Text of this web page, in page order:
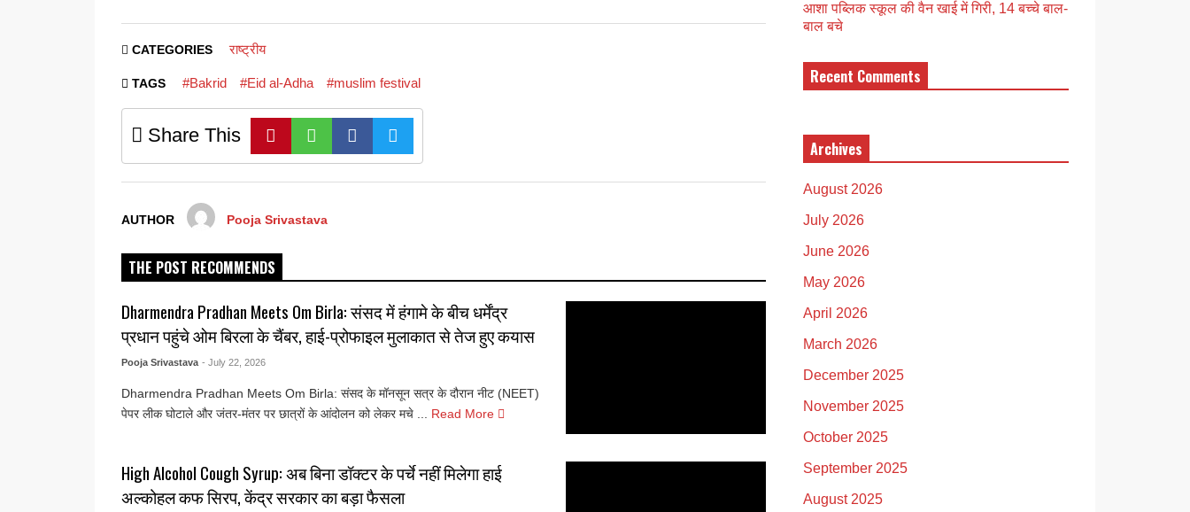
CATEGORIES राष्ट्रीय
TAGS #Bakrid #Eid al-Adha #muslim festival
Share This
AUTHOR Pooja Srivastava
THE POST RECOMMENDS
Dharmendra Pradhan Meets Om Birla: संसद में हंगामे के बीच धर्मेंद्र
प्रधान पहुंचे ओम बिरला के चैंबर, हाई-प्रोफाइल मुलाकात से तेज हुए कयास
Pooja Srivastava - July 22, 2026
Dharmendra Pradhan Meets Om Birla: संसद के मॉनसून सत्र के दौरान नीट (NEET)
पेपर लीक घोटाले और जंतर-मंतर पर छात्रों के आंदोलन को लेकर मचे ...
Read More
High Alcohol Cough Syrup: अब बिना डॉक्टर के पर्चे नहीं मिलेगा हाई
अल्कोहल कफ सिरप, केंद्र सरकार का बड़ा फैसला
आशा पब्लिक स्कूल की वैन खाई में गिरी, 14 बच्चे बाल-
बाल बचे
Recent Comments
Archives
August 2026
July 2026
June 2026
May 2026
April 2026
March 2026
December 2025
November 2025
October 2025
September 2025
August 2025